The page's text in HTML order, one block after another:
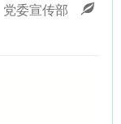
党委宣传部